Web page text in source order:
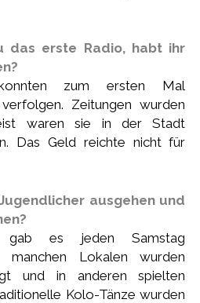
das erste Radio, habt ihr
zum ersten Mal
verfolgen. Zeitungen wurden
waren sie in der Stadt
Das Geld reichte nicht für
ausgehen und
es jeden Samstag
manchen Lokalen wurden
und in anderen spielten
Kolo-Tänze wurden